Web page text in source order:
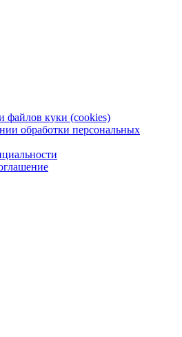
файлов куки (cookies)
обработки персональных